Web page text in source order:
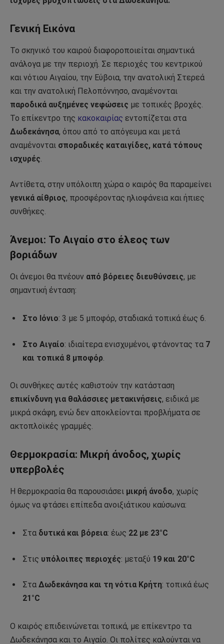
Γενική Εικόνα
Το σκηνικό του καιρού διαφοροποιείται σημαντικά
ανάλογα με την περιοχή. Σε περιοχές του κεντρικού
και νότιου Αιγαίου, την Εύβοια, την ανατολική Στερεά
και την ανατολική Πελοπόννησο, αναμένονται
παροδικά αυξημένες νεφώσεις με τοπικές βροχές.
Το επίκεντρο της κακοκαιρίας εντοπίζεται στα
Δωδεκάνησα, όπου από το απόγευμα και μετά
αναμένονται σποραδικές καταιγίδες, κατά τόπους
ισχυρές.
Αντίθετα, στην υπόλοιπη χώρα ο καιρός θα παραμείνει
γενικά αίθριος, προσφέροντας ηλιοφάνεια και ήπιες
συνθήκες.
Άνεμοι: Το Αιγαίο στο έλεος των
βοριάδων
Οι άνεμοι θα πνέουν από βόρειες διευθύνσεις, με
σημαντική ένταση:
Στο Ιόνιο: 3 με 5 μποφόρ, σταδιακά τοπικά έως 6.
Στο Αιγαίο: ιδιαίτερα ενισχυμένοι, φτάνοντας τα 7
και τοπικά 8 μποφόρ
Οι συνθήκες αυτές καθιστούν την κατάσταση
επικίνδυνη για θαλάσσιες μετακινήσεις, ειδικά με
μικρά σκάφη, ενώ δεν αποκλείονται προβλήματα σε
ακτοπλοϊκές γραμμές.
Θερμοκρασία: Μικρή άνοδος, χωρίς
υπερβολές
Η θερμοκρασία θα παρουσιάσει μικρή άνοδο, χωρίς
όμως να φτάσει επίπεδα ανοιξιάτικου καύσωνα:
Στα δυτικά και βόρεια: έως 22 με 23°C
Στις υπόλοιπες περιοχές: μεταξύ 19 και 20°C
Στα Δωδεκάνησα και τη νότια Κρήτη: τοπικά έως
21°C
Ο καιρός επιδεινώνεται τοπικά, με επίκεντρο τα
Δωδεκάνησα και το Αιγαίο. Οι πολίτες καλούνται να